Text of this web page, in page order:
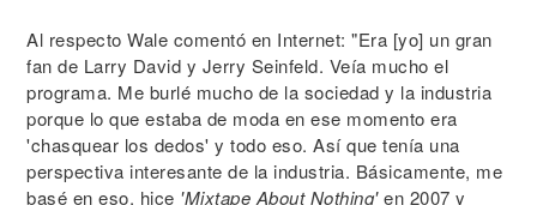
Al respecto Wale comentó en Internet: "Era [yo] un gran
fan de Larry David y Jerry Seinfeld. Veía mucho el
programa. Me burlé mucho de la sociedad y la industria
porque lo que estaba de moda en ese momento era
'chasquear los dedos' y todo eso. Así que tenía una
perspectiva interesante de la industria. Básicamente, me
basé en eso, hice 'Mixtape About Nothing'en 2007 y